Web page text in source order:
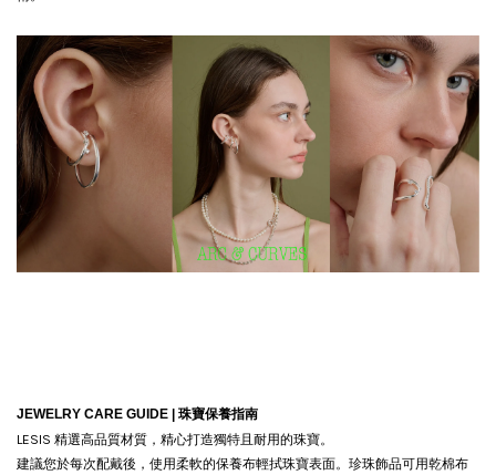
JEWELRY CARE GUIDE | 珠寶保養指南
LESIS 精選高品質材質，精心打造獨特且耐用的珠寶。
建議您於每次配戴後，使用柔軟的保養布輕拭珠寶表面。珍珠飾品可用乾棉布